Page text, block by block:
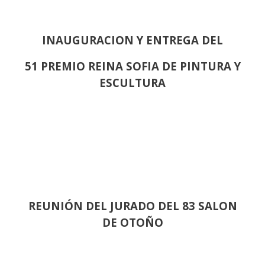
INAUGURACION Y ENTREGA DEL
51 PREMIO REINA SOFIA DE PINTURA Y
ESCULTURA
REUNIÓN DEL JURADO DEL 83 SALON
DE OTOÑO